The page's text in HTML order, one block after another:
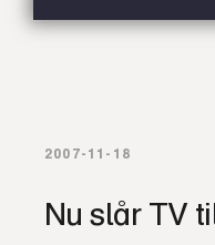
2007-11-18
Nu slår TV